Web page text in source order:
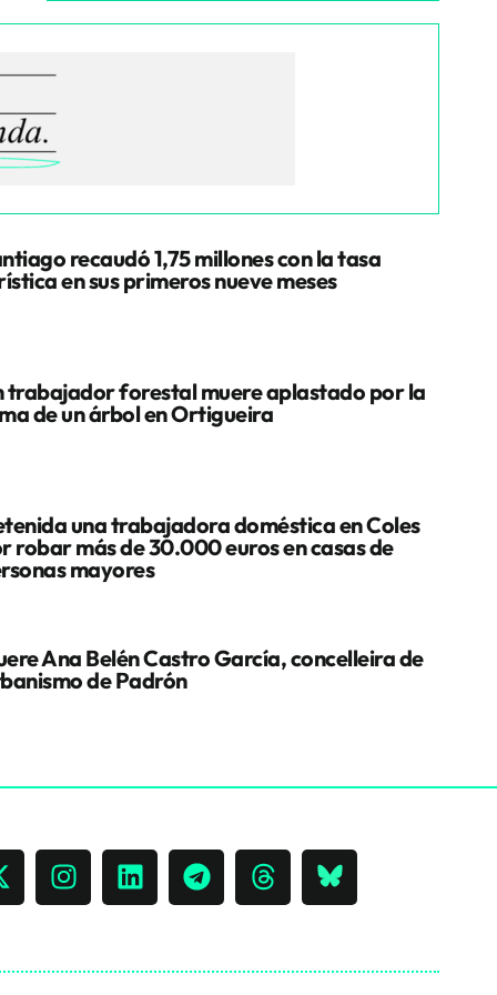
recaudó 1,75 millones con la tasa
en sus primeros nueve meses
trabajador forestal muere aplastado por la
de un árbol en Ortigueira
una trabajadora doméstica en Coles
robar más de 30.000 euros en casas de
mayores
Ana Belén Castro García, concelleira de
de Padrón